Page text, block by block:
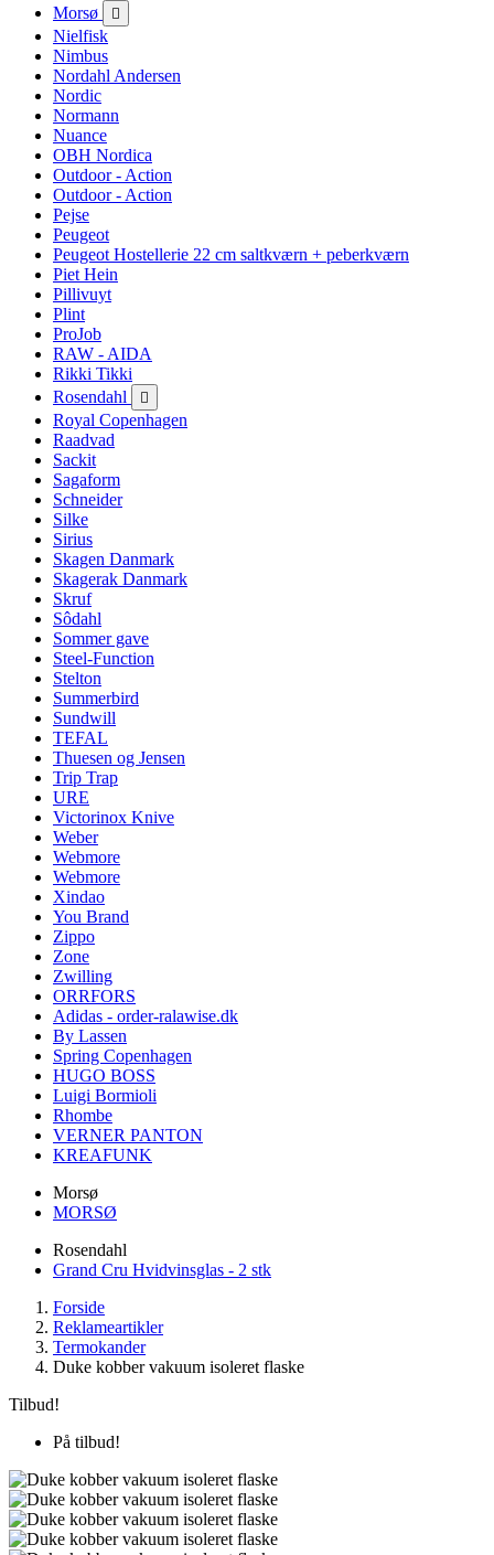
Morsø

Nielfisk
Nimbus
Nordahl Andersen
Nordic
Normann
Nuance
OBH Nordica
Outdoor - Action
Outdoor - Action
Pejse
Peugeot
Peugeot Hostellerie 22 cm saltkværn + peberkværn
Piet Hein
Pillivuyt
Plint
ProJob
RAW - AIDA
Rikki Tikki
Rosendahl

Royal Copenhagen
Raadvad
Sackit
Sagaform
Schneider
Silke
Sirius
Skagen Danmark
Skagerak Danmark
Skruf
Sôdahl
Sommer gave
Steel-Function
Stelton
Summerbird
Sundwill
TEFAL
Thuesen og Jensen
Trip Trap
URE
Victorinox Knive
Weber
Webmore
Webmore
Xindao
You Brand
Zippo
Zone
Zwilling
ORRFORS
Adidas - order-ralawise.dk
By Lassen
Spring Copenhagen
HUGO BOSS
Luigi Bormioli
Rhombe
VERNER PANTON
KREAFUNK
Morsø
MORSØ
Rosendahl
Grand Cru Hvidvinsglas - 2 stk
Forside
Reklameartikler
Termokander
Duke kobber vakuum isoleret flaske
Tilbud!
På tilbud!